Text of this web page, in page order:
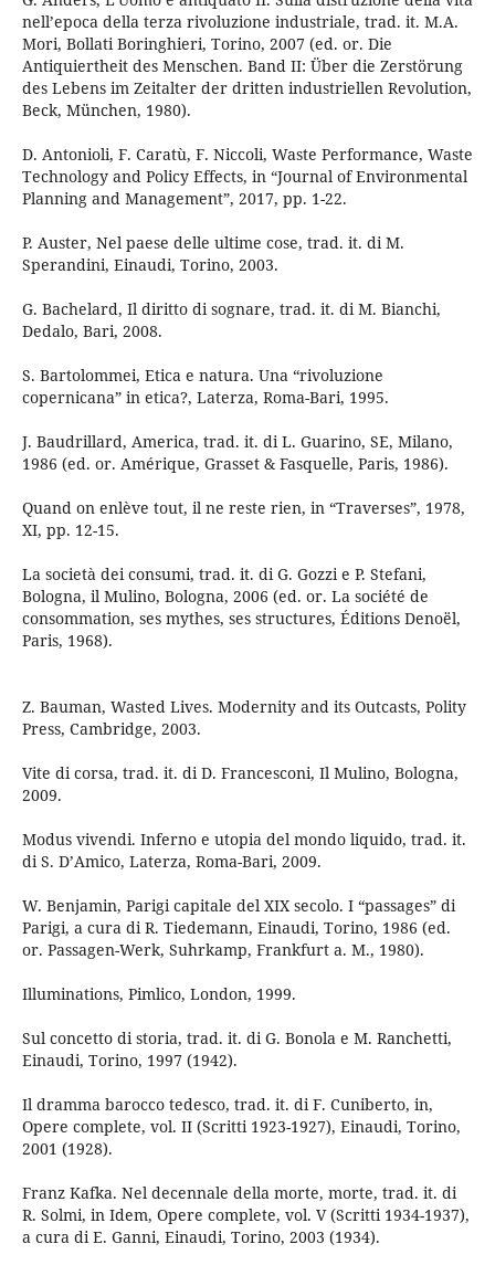
nell’epoca della terza rivoluzione industriale, trad. it. M.A.
Mori, Bollati Boringhieri, Torino, 2007 (ed. or. Die
Antiquiertheit des Menschen. Band II: Über die Zerstörung
des Lebens im Zeitalter der dritten industriellen Revolution,
Beck, München, 1980).
D. Antonioli, F. Caratù, F. Niccoli, Waste Performance, Waste
Technology and Policy Effects, in “Journal of Environmental
Planning and Management”, 2017, pp. 1-22.
P. Auster, Nel paese delle ultime cose, trad. it. di M.
Sperandini, Einaudi, Torino, 2003.
G. Bachelard, Il diritto di sognare, trad. it. di M. Bianchi,
Dedalo, Bari, 2008.
S. Bartolommei, Etica e natura. Una “rivoluzione
copernicana” in etica?, Laterza, Roma-Bari, 1995.
J. Baudrillard, America, trad. it. di L. Guarino, SE, Milano,
1986 (ed. or. Amérique, Grasset & Fasquelle, Paris, 1986).
Quand on enlève tout, il ne reste rien, in “Traverses”, 1978,
XI, pp. 12-15.
La società dei consumi, trad. it. di G. Gozzi e P. Stefani,
Bologna, il Mulino, Bologna, 2006 (ed. or. La société de
consommation, ses mythes, ses structures, Éditions Denoël,
Paris, 1968).
Z. Bauman, Wasted Lives. Modernity and its Outcasts, Polity
Press, Cambridge, 2003.
Vite di corsa, trad. it. di D. Francesconi, Il Mulino, Bologna,
2009.
Modus vivendi. Inferno e utopia del mondo liquido, trad. it.
di S. D’Amico, Laterza, Roma-Bari, 2009.
W. Benjamin, Parigi capitale del XIX secolo. I “passages” di
Parigi, a cura di R. Tiedemann, Einaudi, Torino, 1986 (ed.
or. Passagen-Werk, Suhrkamp, Frankfurt a. M., 1980).
Illuminations, Pimlico, London, 1999.
Sul concetto di storia, trad. it. di G. Bonola e M. Ranchetti,
Einaudi, Torino, 1997 (1942).
Il dramma barocco tedesco, trad. it. di F. Cuniberto, in,
Opere complete, vol. II (Scritti 1923-1927), Einaudi, Torino,
2001 (1928).
Franz Kafka. Nel decennale della morte, morte, trad. it. di
R. Solmi, in Idem, Opere complete, vol. V (Scritti 1934-1937),
a cura di E. Ganni, Einaudi, Torino, 2003 (1934).